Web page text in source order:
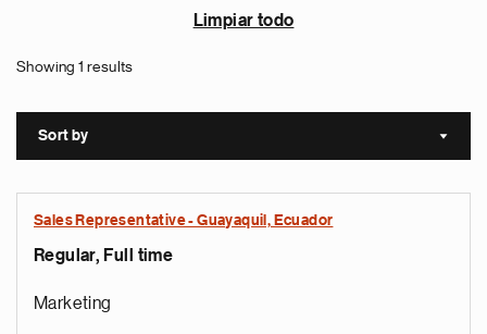
Limpiar todo
Showing 1 results
Sort by Sort
Sales Representative - Guayaquil, Ecuador
Regular, Full time
Marketing